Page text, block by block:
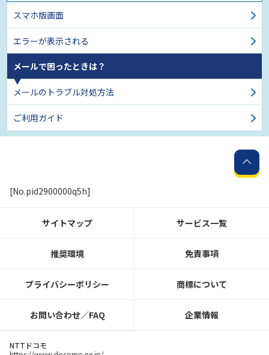
スマホ版画面
エラーが表示される
メールで困ったときは？
メールのトラブル対処方法
ご利用ガイド
[No.pid2900000q5h]
サイトマップ サービス一覧
推奨環境 免責事項
プライバシーポリシー 商標について
お問い合わせ／FAQ 企業情報
NTTドコモ